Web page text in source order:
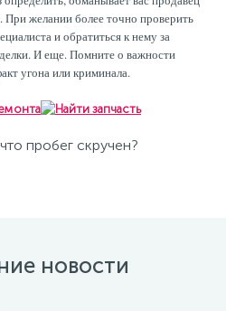
желании более точно проверить
и обратиться к нему за
И еще. Помните о важности
угона или криминала.
новости